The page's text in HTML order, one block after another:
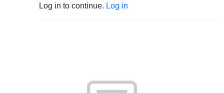
Log in to continue. Log in